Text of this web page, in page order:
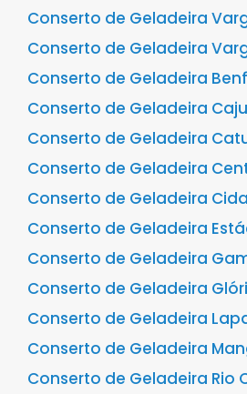
Conserto de Geladeira
Conserto de Geladeira
Conserto de Geladeira
Conserto de Geladeira Caju
Conserto de Geladeira
Conserto de Geladeira
Conserto de Geladeira
Conserto de Geladeira
Conserto de Geladeira
Conserto de Geladeira
Conserto de Geladeira
Conserto de Geladeira
Conserto de Geladeira Rio